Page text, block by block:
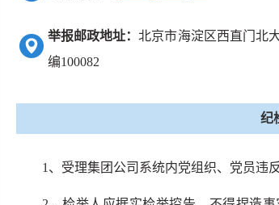
举报邮政地址：北京市海淀区西直门北
编100082
纪
1、受理集团公司系统内党组织、党员违